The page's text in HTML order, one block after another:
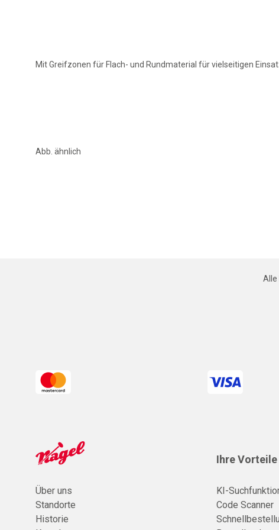
Mit Greifzonen für Flach- und Rundmaterial für vielseitigen
Abb. ähnlich
Alle
Über uns
Standorte
Historie
Ihre Vorteile
KI-
Code Scanner